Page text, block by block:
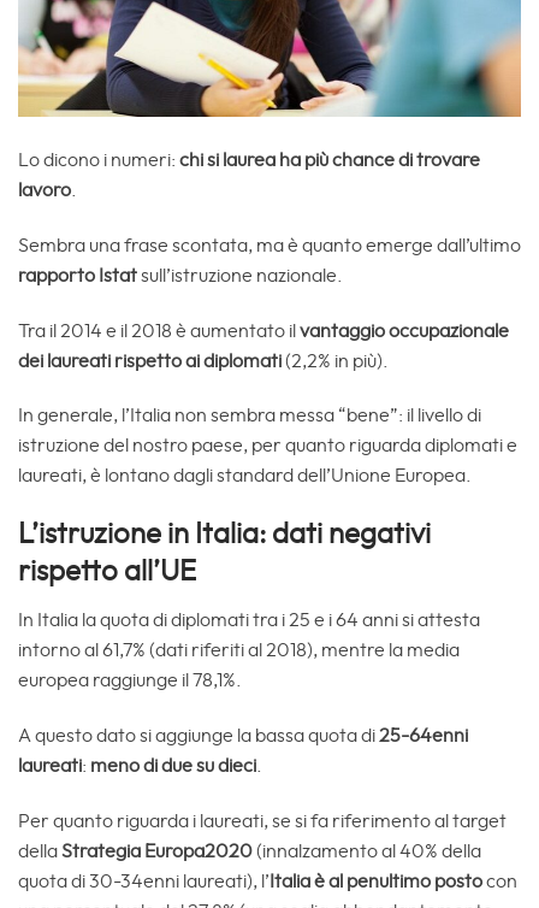
Lo dicono i numeri: chi si laurea ha più chance di trovare
lavoro
Sembra una frase scontata, ma è quanto emerge dall’ultimo
rapporto Istatsull’istruzione nazionale.
Tra il 2014 e il 2018 è aumentato ilvantaggio occupazionale
dei laureati rispetto ai diplomati(2,2% in più).
In generale, l’Italia non sembra messa “bene”: il livello di
istruzione del nostro paese, per quanto riguarda diplomati e
laureati, è lontano dagli standard dell’Unione Europea.
L’istruzione in Italia: dati negativi
rispetto all’UE
In Italia la quota di diplomati tra i 25 e i 64 anni si attesta
intorno al 61,7% (dati riferiti al 2018), mentre la media
europea raggiunge il 78,1%.
A questo dato si aggiunge la bassa quota di25-64enni
laureati: meno di due su dieci
Per quanto riguarda i laureati, se si fa riferimento al target
dellaStrategia Europa2020(innalzamento al 40% della
quota di 30-34enni laureati), l’ Italia è al penultimo postocon